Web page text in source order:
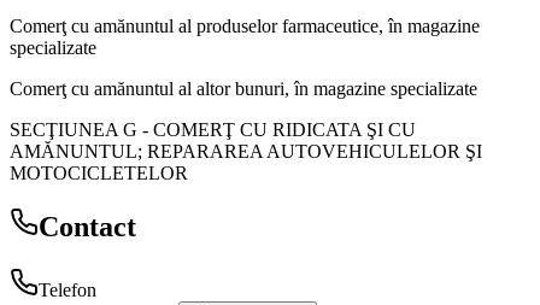
Comerţ cu amănuntul al produselor farmaceutice, în magazine
specializate
Comerţ cu amănuntul al altor bunuri, în magazine specializate
SECŢIUNEA G - COMERŢ CU RIDICATA ŞI CU
AMĂNUNTUL; REPARAREA AUTOVEHICULELOR ŞI
MOTOCICLETELOR
Contact
Telefon